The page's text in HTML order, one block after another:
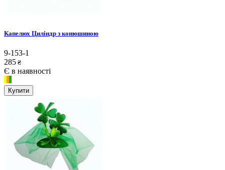
Капелюх Циліндр з конюшиною
9-153-1
285 ₴
Є в наявності
Купити